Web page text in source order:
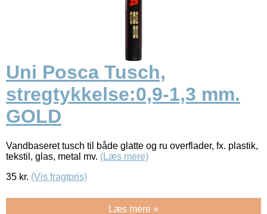
Uni Posca Tusch,
stregtykkelse:0,9-1,3 mm.
GOLD
Vandbaseret tusch til både glatte og ru overflader, fx. plastik,
tekstil, glas, metal mv. (Læs mere)
35 kr. (Vis fragtpris)
Læs mere »